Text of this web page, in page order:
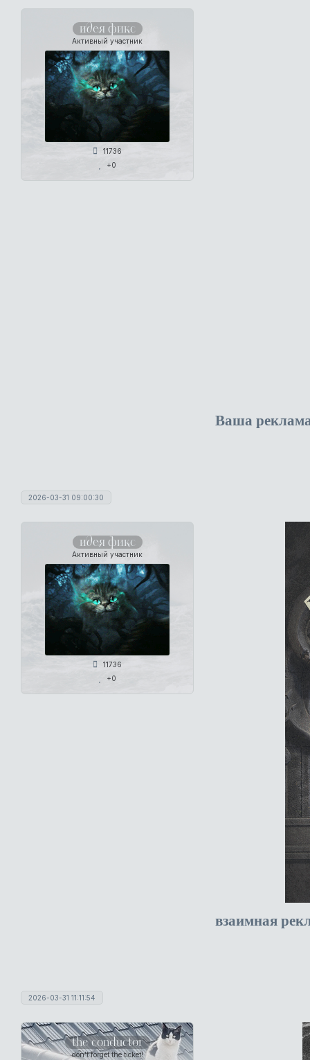
идея фикс
Активный участник
11736
+0
Ваша
2026-03-31 09:00:30
идея фикс
Активный участник
11736
+0
взаимная
2026-03-31 11:11:54
the conductor
don't forget the ticket!